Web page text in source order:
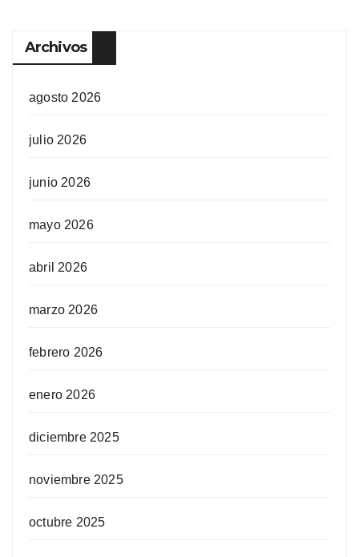
Archivos
agosto 2026
julio 2026
junio 2026
mayo 2026
abril 2026
marzo 2026
febrero 2026
enero 2026
diciembre 2025
noviembre 2025
octubre 2025